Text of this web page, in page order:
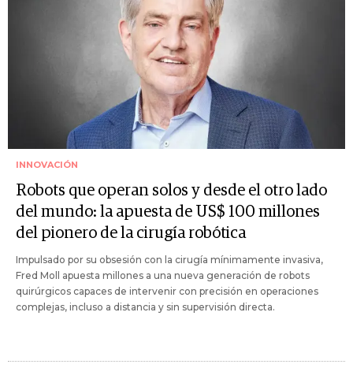
INNOVACIÓN
Robots que operan solos y desde el otro lado
del mundo: la apuesta de US$ 100 millones
del pionero de la cirugía robótica
Impulsado por su obsesión con la cirugía mínimamente invasiva,
Fred Moll apuesta millones a una nueva generación de robots
quirúrgicos capaces de intervenir con precisión en operaciones
complejas, incluso a distancia y sin supervisión directa.